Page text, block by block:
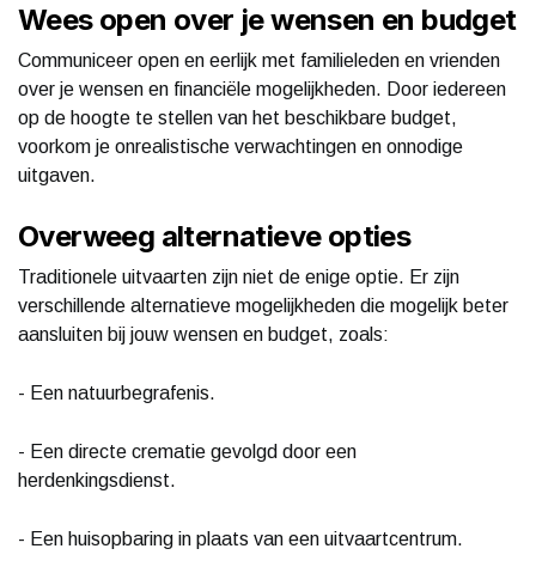
Wees open over je wensen en budget
Communiceer open en eerlijk met familieleden en vrienden
over je wensen en financiële mogelijkheden. Door iedereen
op de hoogte te stellen van het beschikbare budget,
voorkom je onrealistische verwachtingen en onnodige
uitgaven.
Overweeg alternatieve opties
Traditionele uitvaarten zijn niet de enige optie. Er zijn
verschillende alternatieve mogelijkheden die mogelijk beter
aansluiten bij jouw wensen en budget, zoals:
- Een natuurbegrafenis.
- Een directe crematie gevolgd door een
herdenkingsdienst.
- Een huisopbaring in plaats van een uitvaartcentrum.